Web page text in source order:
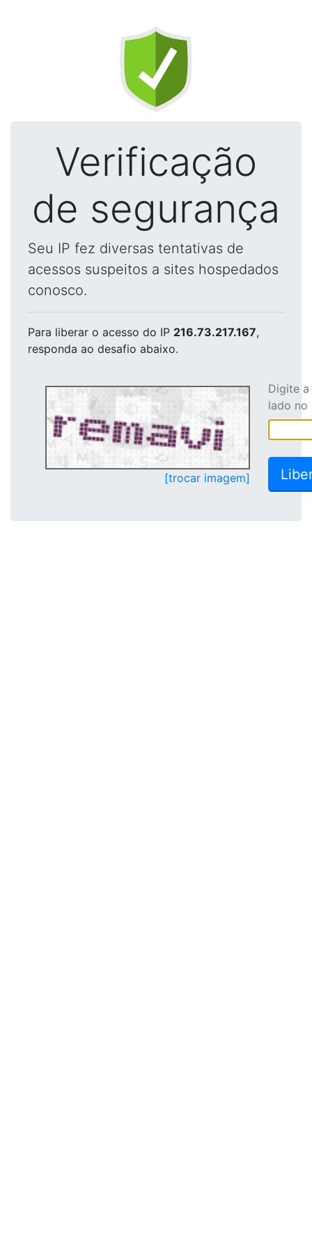
Verificação
de segurança
Seu IP fez diversas tentativas de
acessos suspeitos a sites hospedados
conosco.
Para liberar o acesso do IP 216.73.217.167,
responda ao desafio abaixo.
[trocar imagem]
Digite
lado no